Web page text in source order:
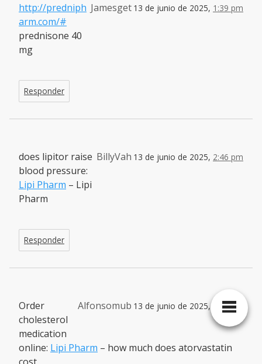
Jamesget 13 de junio de 2025, 1:39 pm
http://predniph
arm.com/#
prednisone 40
mg
Responder
BillyVah 13 de junio de 2025, 2:46 pm
does lipitor raise
blood pressure:
Lipi Pharm – Lipi
Pharm
Responder
Alfonsomub 13 de junio de 2025, 3:55 pm
Order
cholesterol
medication
online: Lipi Pharm – how much does atorvastatin